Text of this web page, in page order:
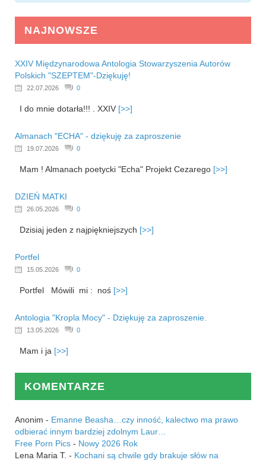
NAJNOWSZE
XXIV Międzynarodowa Antologia Stowarzyszenia Autorów
Polskich "SZEPTEM"-Dziękuję!
22.07.2026 0
I do mnie dotarła!!! . XXIV [>>]
Almanach "ECHA" - dziękuję za zaproszenie
19.07.2026 0
Mam ! Almanach poetycki "Echa" Projekt Cezarego [>>]
DZIEŃ MATKI
26.05.2026 0
Dzisiaj jeden z najpiękniejszych [>>]
Portfel
15.05.2026 0
Portfel Mówili mi : noś [>>]
Antologia "Kropla Mocy" - Dziękuję za zaproszenie.
13.05.2026 0
Mam i ja [>>]
KOMENTARZE
Anonim - Emanne Beasha…czy inność, kalectwo ma prawo
odbierać innym bardziej zdolnym Laur…
Free Porn Pics - Nowy 2026 Rok
Lena Maria T. - Kochani są chwile gdy brakuje słów na